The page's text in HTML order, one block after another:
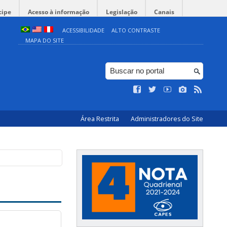
Acesso à informação Legislação Canais
ACESSIBILIDADE
ALTO CONTRASTE
MAPA DO SITE
Área Restrita Administradores do Site